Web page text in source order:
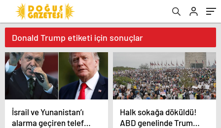
Donald Trump etiketi için sonuçlar
İsrail ve Yunanistan’ı
alarma geçiren telefon
Halk sokağa döküldü!
ABD genelinde Trump